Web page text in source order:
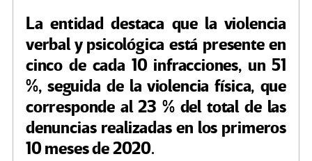
La entidad destaca que la violencia
verbal y psicológica está presente en
cinco de cada 10 infracciones, un 51
%, seguida de la violencia física, que
corresponde al 23 % del total de las
denuncias realizadas en los primeros
10 meses de 2020.